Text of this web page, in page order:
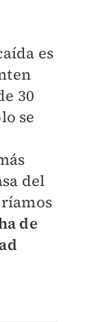
es
30
se
del
de